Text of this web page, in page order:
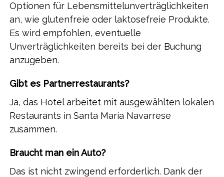
Optionen für Lebensmittelunverträglichkeiten
an, wie glutenfreie oder laktosefreie Produkte.
Es wird empfohlen, eventuelle
Unverträglichkeiten bereits bei der Buchung
anzugeben.
Gibt es Partnerrestaurants?
Ja, das Hotel arbeitet mit ausgewählten lokalen
Restaurants in Santa Maria Navarrese
zusammen.
Braucht man ein Auto?
Das ist nicht zwingend erforderlich. Dank der